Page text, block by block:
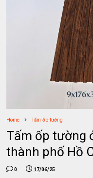
Home Tấm-ốp-tường
Tấm ốp tường
thành phố Hồ
0 17/06/25